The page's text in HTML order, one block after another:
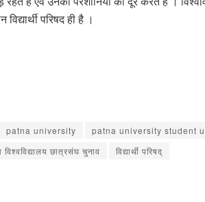
परिषद ही है ।
patna university patna university student
विश्वविद्यालय छात्रसंघ चुनाव विद्यार्थी परिषद्